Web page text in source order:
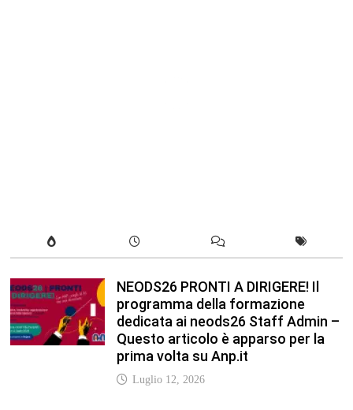
NEODS26 PRONTI A DIRIGERE! Il
programma della formazione
dedicata ai neods26 Staff Admin –
Questo articolo è apparso per la
prima volta su Anp.it
Luglio 12, 2026